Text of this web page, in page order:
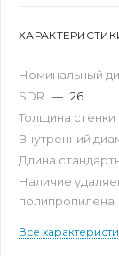
Номинальный
SDR — 26
Толщина стенки
Внутренний
Длина
Наличие
полипропилена
Все